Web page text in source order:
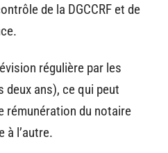
de la DGCCRF et de
régulière par les
ans), ce qui peut
rémunération du notaire
à l’autre.